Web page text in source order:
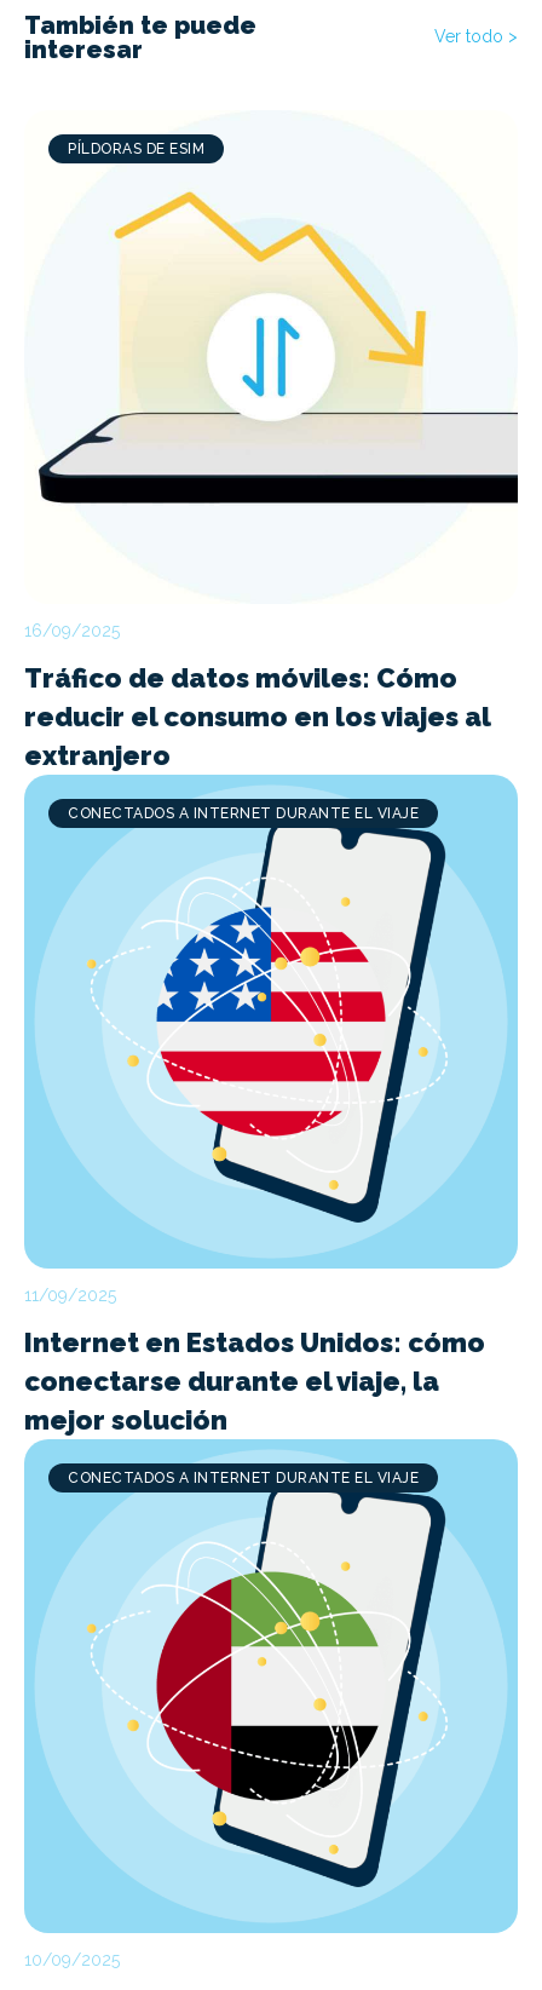
También te puede
interesar
Ver todo >
PÍLDORAS DE ESIM
16/09/2025
Tráfico de datos móviles: Cómo
reducir el consumo en los viajes al
extranjero
CONECTADOS A INTERNET DURANTE EL VIAJE
11/09/2025
Internet en Estados Unidos: cómo
conectarse durante el viaje, la
mejor solución
CONECTADOS A INTERNET DURANTE EL VIAJE
10/09/2025